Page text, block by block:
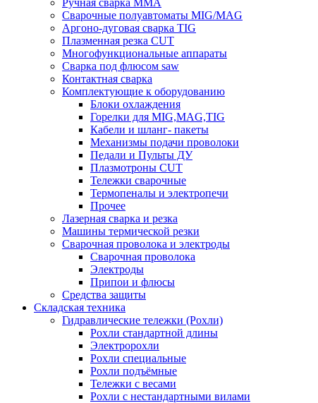
Ручная сварка MMA
Сварочные полуавтоматы MIG/MAG
Аргоно-дуговая сварка TIG
Плазменная резка CUT
Многофункциональные аппараты
Сварка под флюсом saw
Контактная сварка
Комплектующие к оборудованию
Блоки охлаждения
Горелки для MIG,MAG,TIG
Кабели и шланг- пакеты
Механизмы подачи проволоки
Педали и Пульты ДУ
Плазмотроны CUT
Тележки сварочные
Термопеналы и электропечи
Прочее
Лазерная сварка и резка
Машины термической резки
Сварочная проволока и электроды
Сварочная проволока
Электроды
Припои и флюсы
Средства защиты
Складская техника
Гидравлические тележки (Рохли)
Рохли стандартной длины
Электророхли
Рохли специальные
Рохли подъёмные
Тележки с весами
Рохли с нестандартными вилами